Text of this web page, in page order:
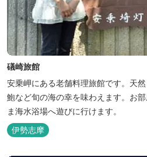
礒崎旅館
安乗岬にある老舗料理旅館です。天然
鮑など旬の海の幸を味わえます。お
ま海水浴場へ遊びに行けます。
伊勢志摩